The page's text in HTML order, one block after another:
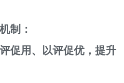
制：
促用、以评促优，提升